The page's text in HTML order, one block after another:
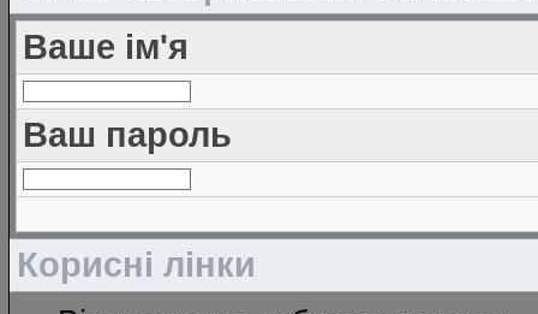
Ваше ім'я
Ваш пароль
Корисні лінки